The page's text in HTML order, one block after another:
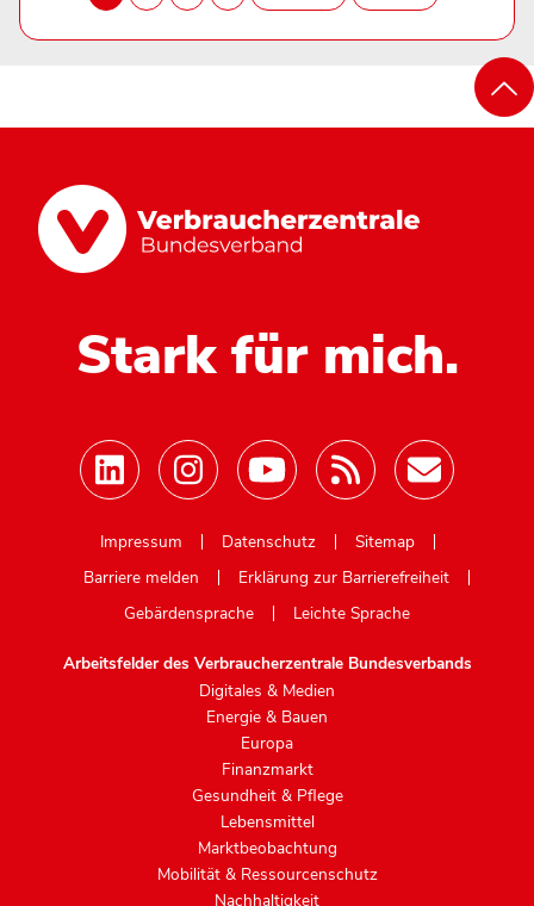
Stark für mich.
Impressum
Datenschutz
Sitemap
Barriere melden
Erklärung zur Barrierefreiheit
Gebärdensprache
Leichte Sprache
Arbeitsfelder des Verbraucherzentrale Bundesverbands
Digitales & Medien
Energie & Bauen
Europa
Finanzmarkt
Gesundheit & Pflege
Lebensmittel
Marktbeobachtung
Mobilität & Ressourcenschutz
Nachhaltigkeit